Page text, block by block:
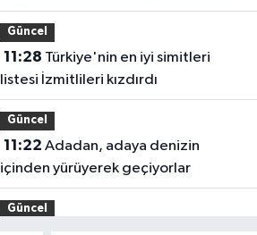
Güncel
11:28
listesi İzmitlileri kızdırdı
Güncel
11:22
içinden yürüyerek geçiyorlar
Güncel